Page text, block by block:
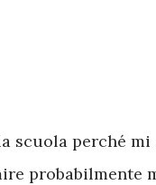
scuola perché
probabilmente